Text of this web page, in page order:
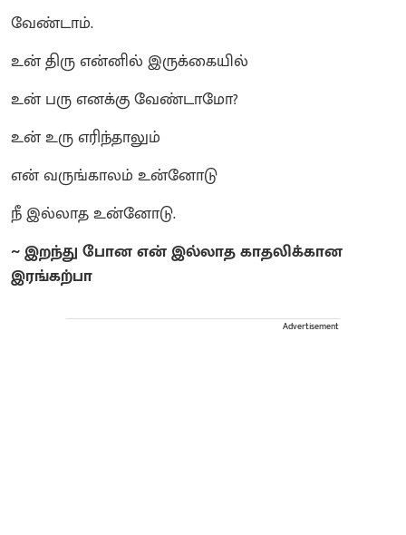
வேண்டாம்.
உன் திரு என்னில் இருக்கையில்
உன் பரு எனக்கு வேண்டாமோ?
உன் உரு எரிந்தாலும்
என் வருங்காலம் உன்னோடு
நீ இல்லாத உன்னோடு.
~ இறந்து போன என் இல்லாத காதலிக்கான
இரங்கற்பா
Advertisement